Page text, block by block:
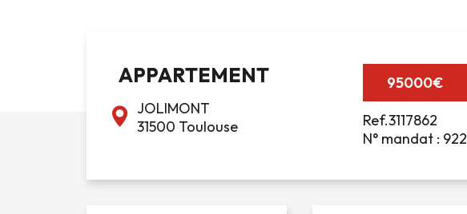
APPARTEMENT
JOLIMONT
31500 Toulouse
95000€
Ref.3117862
N° mandat : 922